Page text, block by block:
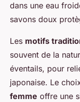
dans une eau
savons doux
Les motifs
souvent de la
éventails, pour
japonaise. Le
femme offre une